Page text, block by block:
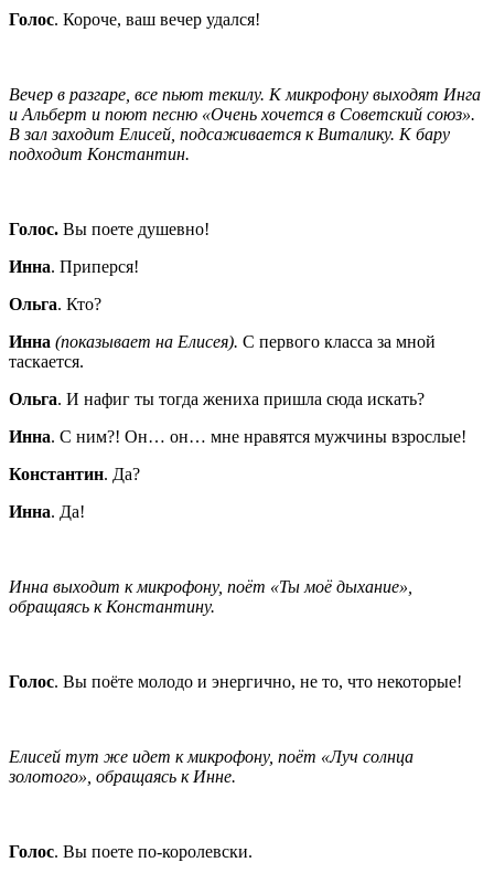
Голос. Короче, ваш вечер удался!
Вечер в разгаре, все пьют текилу. К микрофону выходят Инга
и Альберт и поют песню «Очень хочется в Советский союз».
В зал заходит Елисей, подсаживается к Виталику. К бару
подходит Константин.
Голос. Вы поете душевно!
Инна. Приперся!
Ольга. Кто?
Инна (показывает на Елисея). С первого класса за мной
таскается.
Ольга. И нафиг ты тогда жениха пришла сюда искать?
Инна. С ним?! Он… он… мне нравятся мужчины взрослые!
Константин. Да?
Инна. Да!
Инна выходит к микрофону, поёт «Ты моё дыхание»,
обращаясь к Константину.
Голос. Вы поёте молодо и энергично, не то, что некоторые!
Елисей тут же идет к микрофону, поёт «Луч солнца
золотого», обращаясь к Инне.
Голос. Вы поете по-королевски.